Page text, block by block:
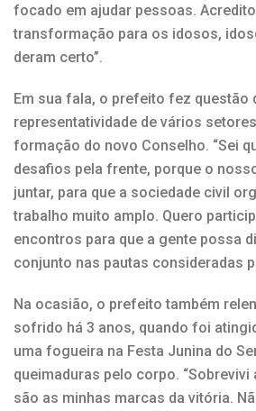
focado em ajudar pessoas.
transformação para os idosos,
deram certo”.
Em sua fala, o prefeito fez questão
representatividade de vários
formação do novo Conselho. “Sei
desafios pela frente, porque o
juntar, para que a sociedade civil
trabalho muito amplo. Quero
encontros para que a gente possa
conjunto nas pautas consideradas
Na ocasião, o prefeito também
sofrido há 3 anos, quando foi
uma fogueira na Festa Junina do
queimaduras pelo corpo.
são as minhas marcas da vitória.